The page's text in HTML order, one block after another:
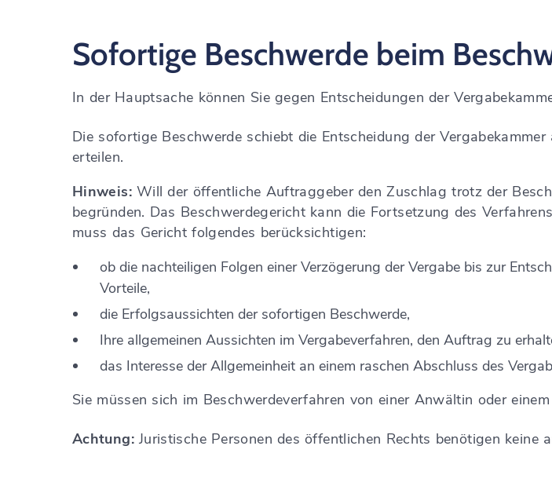
Sofortige Beschwerde beim
In der Hauptsache können Sie gegen Entscheidungen der
Die sofortige Beschwerde schiebt die Entscheidung der
erteilen.
Hinweis:Will der öffentliche Auftraggeber den Zuschlag trotz der
begründen. Das Beschwerdegericht kann die Fortsetzung des
muss das Gericht folgendes berücksichtigen:
ob die nachteiligen Folgen einer Verzögerung der Vergabe bis zur
Vorteile,
die Erfolgsaussichten der sofortigen Beschwerde,
Ihre allgemeinen Aussichten im Vergabeverfahren, den Auftrag zu
das Interesse der Allgemeinheit an einem raschen Abschluss des
Sie müssen sich im Beschwerdeverfahren von einer Anwältin oder
Achtung:Juristische Personen des öffentlichen Rechts benötigen keine